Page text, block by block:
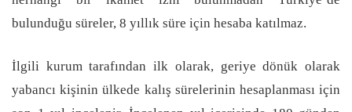
bulunduğu süreler, 8 yıllık süre için hesaba katılmaz.
İlgili kurum tarafından ilk olarak, geriye dönük olarak
yabancı kişinin ülkede kalış sürelerinin hesaplanması için